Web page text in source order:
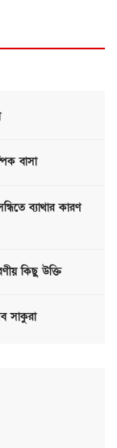
বাসা
ব্যাথার কারণ
কিছু উক্তি
সাকুরা